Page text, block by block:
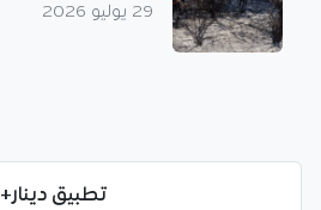
29 يوليو 2026
تطبيق دينار+